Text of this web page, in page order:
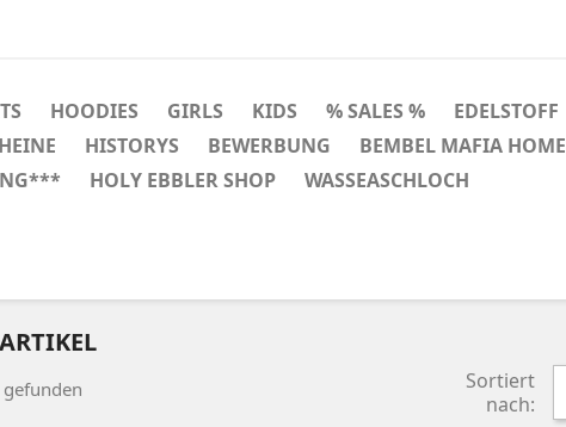
HOODIES GIRLS KIDS % SALES % EDELSTOFF
HISTORYS BEWERBUNG BEMBEL MAFIA HOME
HOLY EBBLER SHOP WASSEASCHLOCH
Sortiert
nach: